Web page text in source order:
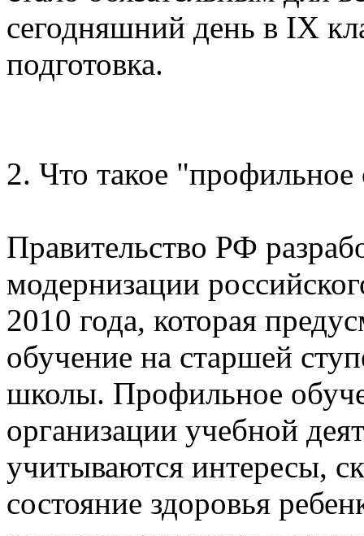
сегодняшний день в IX
подготовка.
2. Что такое "профильное
Правительство РФ
модернизации
2010 года, которая
обучение на старшей
школы. Профильное
организации учебной
учитываются интересы,
состояние здоровья